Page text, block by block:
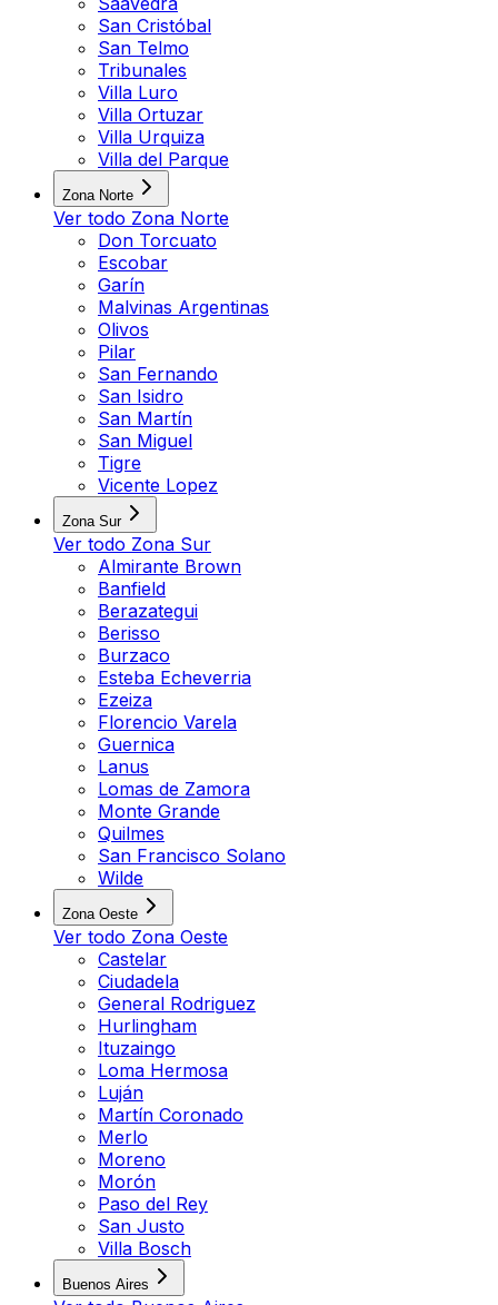
San Cristóbal
San Telmo
Tribunales
Villa Luro
Villa Ortuzar
Villa Urquiza
Villa del Parque
Zona Norte
Ver todo Zona Norte
Don Torcuato
Escobar
Garín
Malvinas Argentinas
Olivos
Pilar
San Fernando
San Isidro
San Martín
San Miguel
Tigre
Vicente Lopez
Zona Sur
Ver todo Zona Sur
Almirante Brown
Banfield
Berazategui
Berisso
Burzaco
Esteba Echeverria
Ezeiza
Florencio Varela
Guernica
Lanus
Lomas de Zamora
Monte Grande
Quilmes
San Francisco Solano
Wilde
Zona Oeste
Ver todo Zona Oeste
Castelar
Ciudadela
General Rodriguez
Hurlingham
Ituzaingo
Loma Hermosa
Luján
Martín Coronado
Merlo
Moreno
Morón
Paso del Rey
San Justo
Villa Bosch
Buenos Aires